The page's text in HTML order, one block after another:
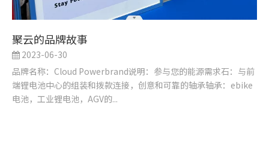
聚云的品牌故事
2023-06-30
品牌名称：Cloud Powerbrand说明：参与您的能源需求石：与前
端锂电池中心的组装和拨款连接，创意和可靠的轴承轴承：ebike
电池，工业锂电池，AGV的...